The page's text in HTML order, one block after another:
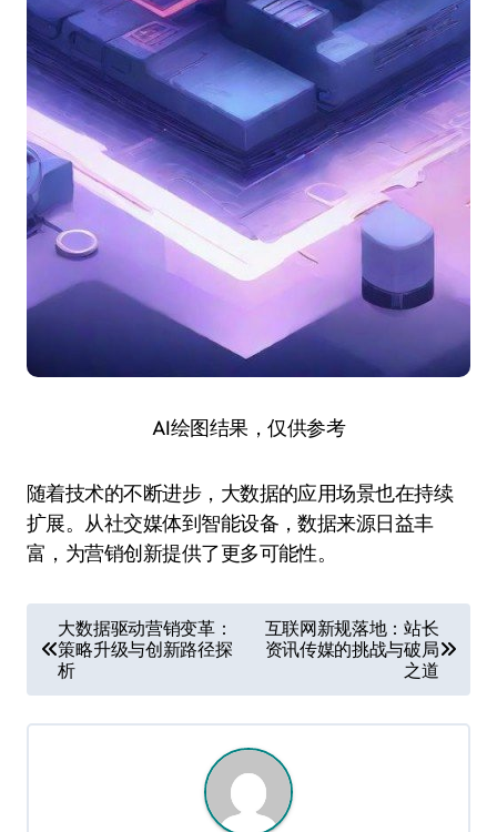
AI绘图结果，仅供参考
随着技术的不断进步，大数据的应用场景也在持续
扩展。从社交媒体到智能设备，数据来源日益丰
富，为营销创新提供了更多可能性。
章
导
航
大数据驱动营销变革：
策略升级与创新路径探
析
互联网新规落地：站长
资讯传媒的挑战与破局
之道